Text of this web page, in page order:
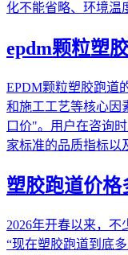
化不能省略、环境温
epdm颗粒塑
EPDM颗粒塑胶跑道
和施工工艺等核心因
口价"。用户在咨询
家标准的品质指标以
塑胶跑道价格
2026年开春以来，不
“现在塑胶跑道到底